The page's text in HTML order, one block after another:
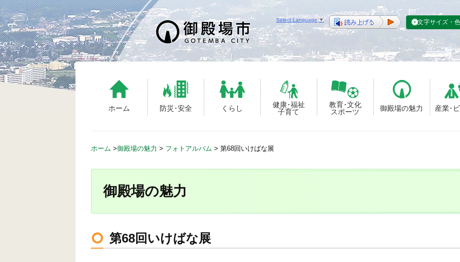
S
k
i
p
t
o
c
ホーム 防災･安全 くらし
健康･福祉
子育て
教育･文化
スポーツ
御殿場の魅力 産業･
Select Language ▼ 文字サイズ・
ホーム >御殿場の魅力 > フォトアルバム > 第68回いけばな展
御殿場の魅力
第68回いけばな展